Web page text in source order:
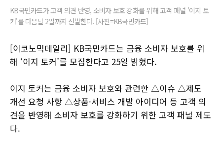
KB국민카드가 고객 의견 반영, 소비자 보호 강화를 위해 고객 패널 '이지 토
커'를 다음달 2일까지 선발한다. [사진=KB국민카드]
[이코노믹데일리] KB국민카드는 금융 소비자 보호를 위
해 ‘이지 토커’를 모집한다고 25일 밝혔다.
이지 토커는 금융 소비자 보호와 관련한 △이슈 △제도
개선 요청 사항 △상품·서비스 개발 아이디어 등 고객 의
견을 반영해 소비자 보호를 강화하기 위한 고객 패널 제도
다.